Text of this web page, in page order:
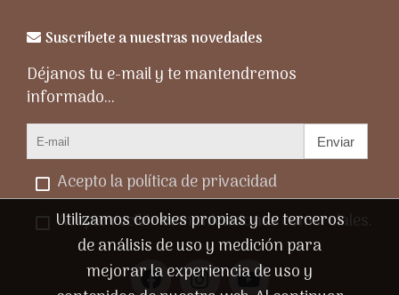
Suscríbete a nuestras novedades
Déjanos tu e-mail y te mantendremos
informado...
Enviar
Acepto la política de privacidad
Acepto recibir comunicaciones comerciales.
Utilizamos cookies propias y de terceros
de análisis de uso y medición para
mejorar la experiencia de uso y